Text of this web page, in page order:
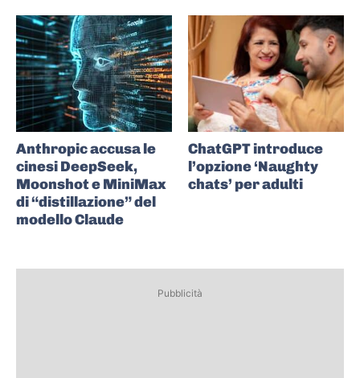
Anthropic accusa le
cinesi DeepSeek,
Moonshot e MiniMax
di “distillazione” del
modello Claude
ChatGPT introduce
l’opzione ‘Naughty
chats’ per adulti
Pubblicità